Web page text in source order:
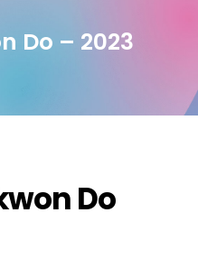
Do – 2023
Do